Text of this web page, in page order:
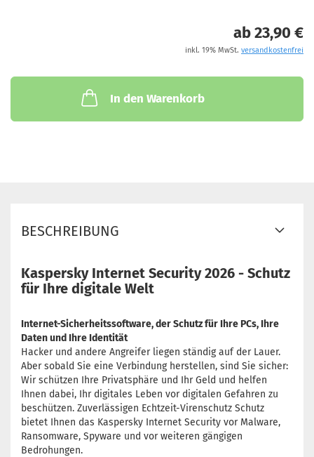
ab 23,90 €
inkl. 19% MwSt. versandkostenfrei
In den Warenkorb
BESCHREIBUNG
Kaspersky Internet Security 2026 - Schutz
für Ihre digitale Welt
Internet-Sicherheitssoftware, der Schutz für Ihre PCs, Ihre
Daten und Ihre Identität
Hacker und andere Angreifer liegen ständig auf der Lauer.
Aber sobald Sie eine Verbindung herstellen, sind Sie sicher:
Wir schützen Ihre Privatsphäre und Ihr Geld und helfen
Ihnen dabei, Ihr digitales Leben vor digitalen Gefahren zu
beschützen. Zuverlässigen Echtzeit-Virenschutz Schutz
bietet Ihnen das Kaspersky Internet Security vor Malware,
Ransomware, Spyware und vor weiteren gängigen
Bedrohungen.